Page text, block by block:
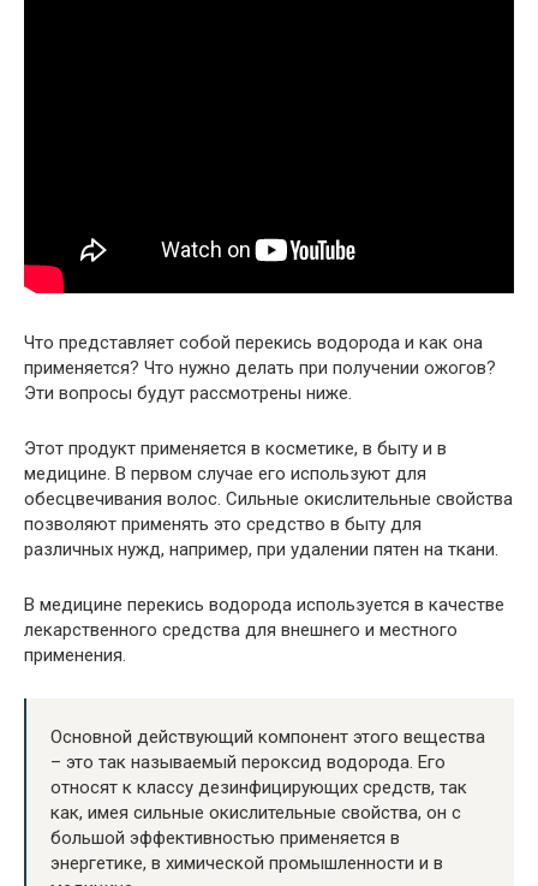
Что представляет собой перекись водорода и как она
применяется? Что нужно делать при получении ожогов?
Эти вопросы будут рассмотрены ниже.
Этот продукт применяется в косметике, в быту и в
медицине. В первом случае его используют для
обесцвечивания волос. Сильные окислительные свойства
позволяют применять это средство в быту для
различных нужд, например, при удалении пятен на ткани.
В медицине перекись водорода используется в качестве
лекарственного средства для внешнего и местного
применения.
Основной действующий компонент этого вещества
– это так называемый пероксид водорода. Его
относят к классу дезинфицирующих средств, так
как, имея сильные окислительные свойства, он с
большой эффективностью применяется в
энергетике, в химической промышленности и в